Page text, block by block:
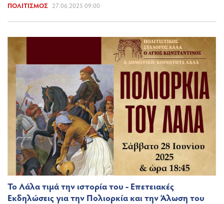
ΠΟΛΙΤΙΣΜΌΣ 27.06.2025 09:00
Το Λάλα τιμά την ιστορία του - Επετειακές
Εκδηλώσεις για την Πολιορκία και την Άλωση του